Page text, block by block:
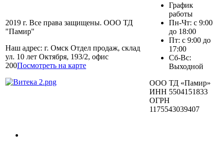
2019 г. Все права защищены. ООО ТД
"Памир"
Наш адрес: г. Омск Отдел продаж, склад
ул. 10 лет Октября, 193/2, офис
200Посмотреть на карте
График
работы
Пн-Чт: с 9:00
до 18:00
Пт: с 9:00 до
17:00
Сб-Вс:
Выходной
ООО ТД «Памир»
ИНН 5504151833
ОГРН
1175543039407